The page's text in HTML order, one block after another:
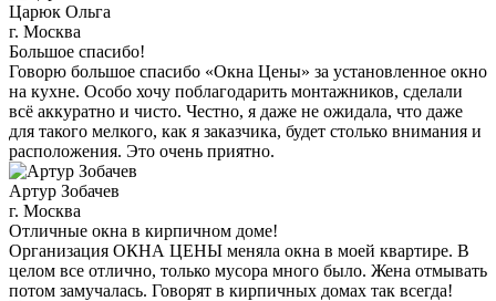
Царюк Ольга
г. Москва
Большое спасибо!
Говорю большое спасибо «Окна Цены» за установленное окно
на кухне. Особо хочу поблагодарить монтажников, сделали
всё аккуратно и чисто. Честно, я даже не ожидала, что даже
для такого мелкого, как я заказчика, будет столько внимания и
расположения. Это очень приятно.
Артур Зобачев
г. Москва
Отличные окна в кирпичном доме!
Организация ОКНА ЦЕНЫ меняла окна в моей квартире. В
целом все отлично, только мусора много было. Жена отмывать
потом замучалась. Говорят в кирпичных домах так всегда!